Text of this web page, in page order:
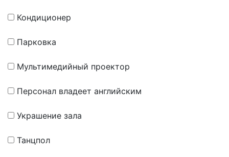
Кондиционер
Парковка
Мультимедийный проектор
Персонал владеет английским
Украшение зала
Танцпол